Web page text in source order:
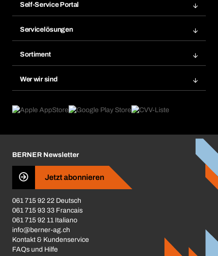
Self-Service Portal
Merklisten
Nachbestellung
Dauerauftrag
Servicelösungen
Gefahrenstoffdatenbank
eProcurement
Produktfinder
Sortiment
Wer wir sind
Was uns antreibt
Business Conduct
BERNER Newsletter
Jetzt abonnieren
061 715 92 22 Deutsch
061 715 93 33 Francais
061 715 92 11 Italiano
info@berner-ag.ch
Kontakt & Kundenservice
FAQs und Hilfe